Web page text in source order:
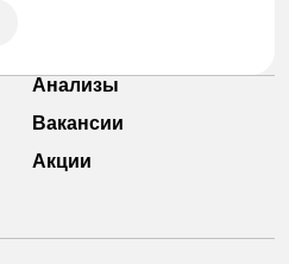
Анализы
Вакансии
Акции